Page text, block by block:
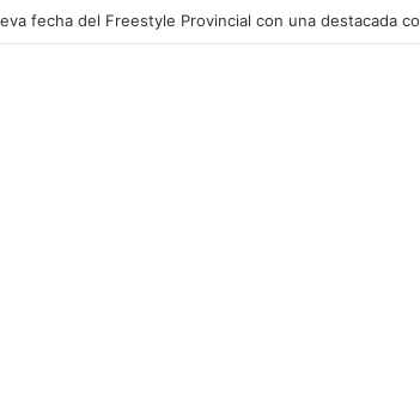
del Eco Canje